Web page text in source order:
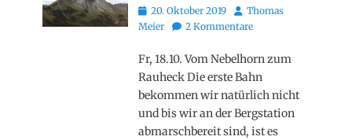
Posted
on
20. Oktober 2019 AutorThomas
Meier
2 Kommentare
Fr, 18.10. Vom Nebelhorn zum
Rauheck Die erste Bahn
bekommen wir natürlich nicht
und bis wir an der Bergstation
abmarschbereit sind, ist es